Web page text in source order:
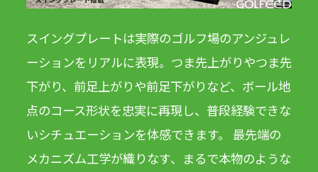
スイングプレートは実際のゴルフ場のアンジュレ
ーションをリアルに表現。つま先上がりやつま先
下がり、前足上がりや前足下がりなど、ボール地
点のコース形状を忠実に再現し、普段経験できな
いシチュエーションを体感できます。 最先端の
メカニズム工学が織りなす、まるで本物のような